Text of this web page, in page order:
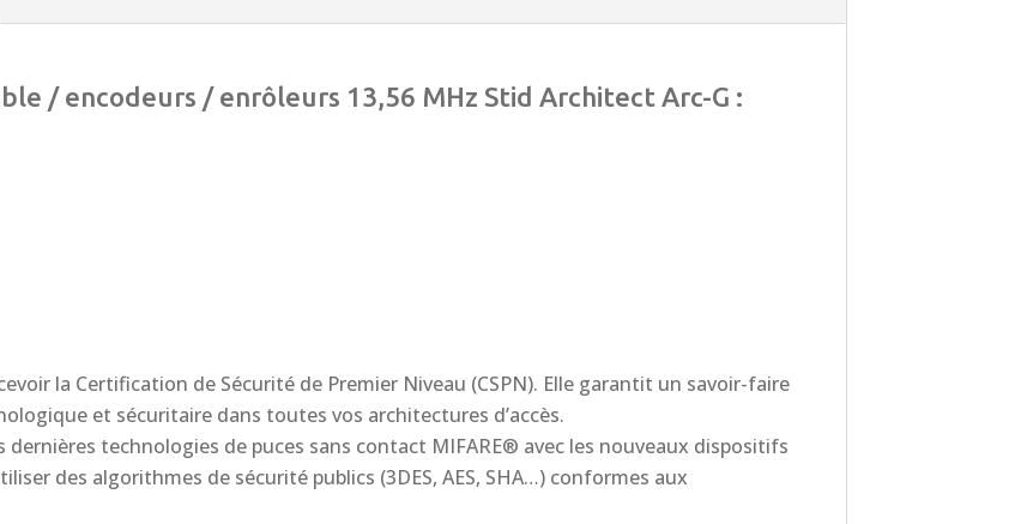
/ encodeurs / enrôleurs 13,56 MHz Stid Architect Arc-G :
la Certification de Sécurité de Premier Niveau (CSPN). Elle garantit un savoir-faire
et sécuritaire dans toutes vos architectures d’accès.
dernières technologies de puces sans contact MIFARE® avec les nouveaux dispositifs
des algorithmes de sécurité publics (3DES, AES, SHA…) conformes aux